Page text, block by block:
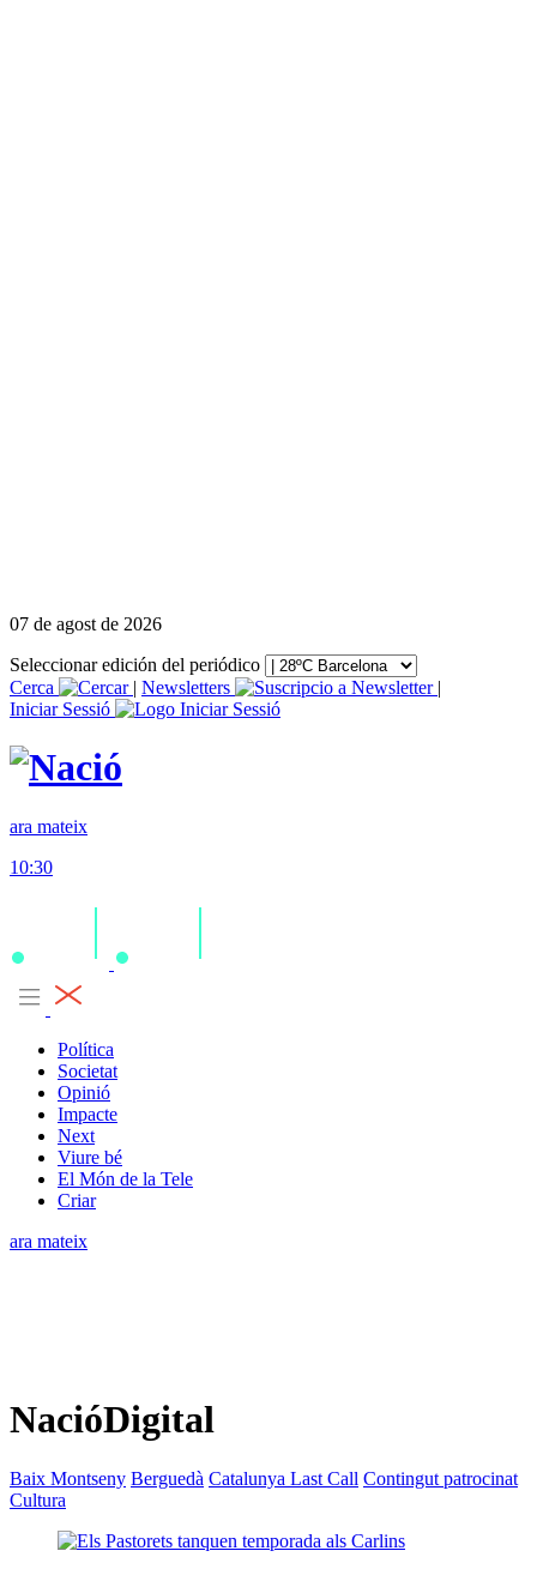
07 de agost de 2026
Seleccionar edición del periódico
Cerca
| Newsletters
|
Iniciar Sessió
ara mateix
10:30
Política
Societat
Opinió
Impacte
Next
Viure bé
El Món de la Tele
Criar
ara mateix
NacióDigital
Baix Montseny Berguedà Catalunya Last Call Contingut patrocinat
Cultura